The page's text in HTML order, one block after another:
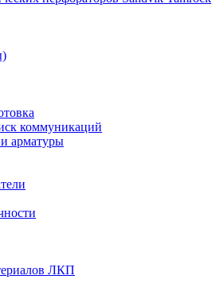
коммуникаций
арматуры
ЛКП